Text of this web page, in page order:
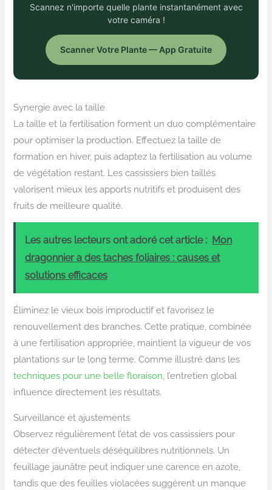
Scannez n'importe quelle plante instantanément avec
votre caméra !
Scanner Votre Plante — App Gratuite
Synergie avec la taille
La taille et la fertilisation forment un duo complémentaire
pour optimiser la production. Effectuez la taille de
formation en hiver, puis adaptez la fertilisation au volume
de végétation restant. Les cassissiers bien taillés
valorisent mieux les apports nutritifs et produisent des
fruits de meilleure qualité.
Les autres lecteurs ont adoré cet article : Mon
dragonnier a des taches foliaires : causes et
solutions efficaces
Éliminez le vieux bois improductif et favorisez le
renouvellement des branches. Cette pratique, combinée
à une fertilisation appropriée, maintient la vigueur de vos
plantations sur le long terme. Comme illustré dans les
techniques pour une belle floraison , l’entretien global
influence directement les résultats.
Surveillance et ajustements
Observez régulièrement l’état de vos cassissiers pour
détecter d’éventuels déséquilibres nutritionnels. Un
feuillage jaunâtre peut indiquer une carence en azote,
tandis que des feuilles violacées suggèrent un manque